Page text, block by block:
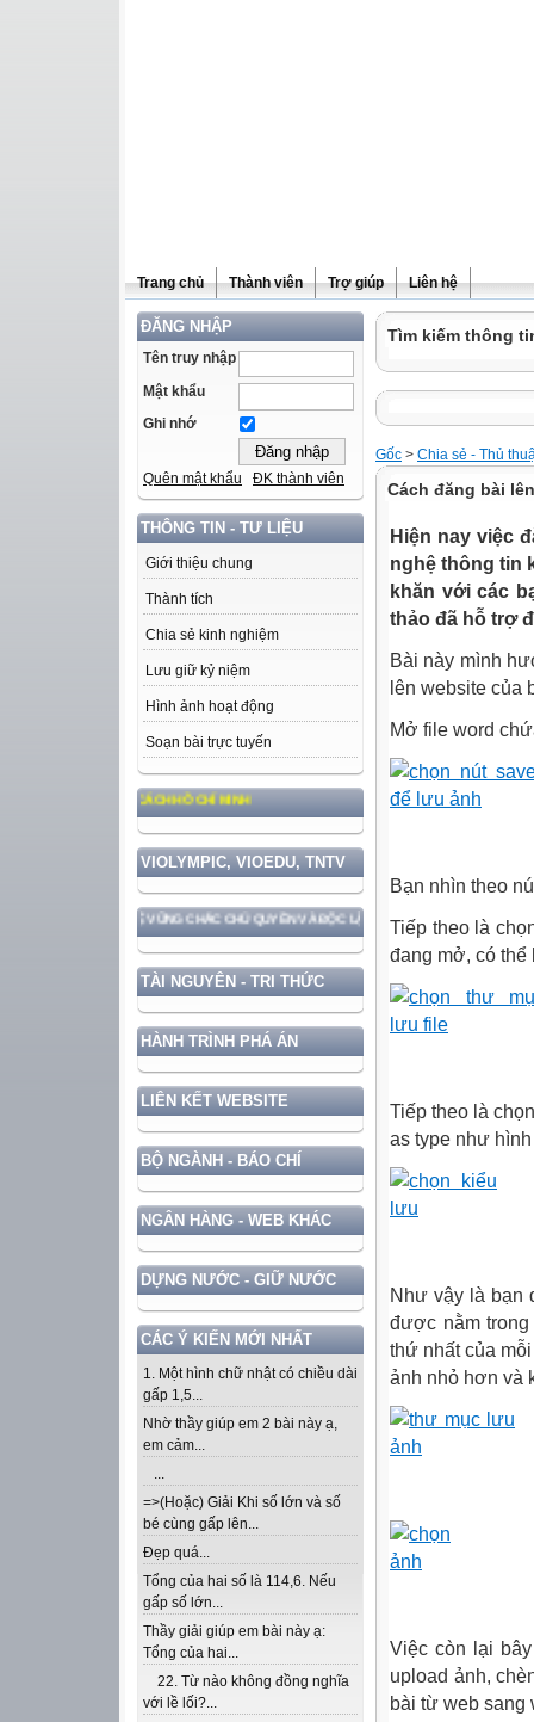
Trang chủ Thành viên Trợ giúp Liên hệ
ĐĂNG NHẬP
Tên truy nhập
Mật khẩu
Ghi nhớ
Quên mật khẩu ĐK thành viên
THÔNG TIN - TƯ LIỆU
Giới thiệu chung
Thành tích
Chia sẻ kinh nghiệm
Lưu giữ kỷ niệm
Hình ảnh hoạt động
Soạn bài trực tuyến
ĐỨC, PHONG CÁCH HỒ CHÍ MINH
VIOLYMPIC, VIOEDU, TNTV
VỚI BẢO VỆ VỮNG CHẮC CHỦ QUYỀN VÀ ĐỘC LẬP DÂN TỘC!
TÀI NGUYÊN - TRI THỨC
HÀNH TRÌNH PHÁ ÁN
LIÊN KẾT WEBSITE
BỘ NGÀNH - BÁO CHÍ
NGÂN HÀNG - WEB KHÁC
DỰNG NƯỚC - GIỮ NƯỚC
CÁC Ý KIẾN MỚI NHẤT
1. Một hình chữ nhật có chiều dài
gấp 1,5...
Nhờ thầy giúp em 2 bài này ạ,
em cảm...
...
=>(Hoặc) Giải Khi số lớn và số
bé cùng gấp lên...
Đẹp quá...
Tổng của hai số là 114,6. Nếu
gấp số lớn...
Thầy giải giúp em bài này ạ:
Tổng của hai...
22. Từ nào không đồng nghĩa
với lề lối?...
Tìm kiếm thông
Gốc > Chia sẻ - Thủ
Cách đăng bài
Hiện nay việc
nghệ thông tin
khăn với các
thảo đã hỗ trợ
Bài này mình
lên website của
Mở file word
Bạn nhìn theo
Tiếp theo là
đang mở, có thể
Tiếp theo là
as type như
Như vậy là bạn
được nằm
thứ nhất của
ảnh nhỏ hơn và
Việc còn lại
upload ảnh,
bài từ web sang